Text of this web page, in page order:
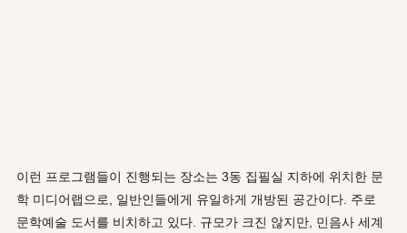
이런 프로그램들이 진행되는 장소는 3동 집필실 지하에 위치한 문
학 미디어랩으로, 일반인들에게 유일하게 개방된 공간이다. 주로
문학예술 도서를 비치하고 있다. 규모가 크진 않지만, 민음사 세계